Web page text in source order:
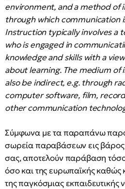
environment, and a method of
through which communication
Instruction typically involves a
who is engaged in
knowledge and skills with a
about learning. The medium of
also be indirect, e.g. through
computer software, film,
other communication
Σύμφωνα με τα παραπάνω
σωρεία παραβάσεων εις βάρος
σας, αποτελούν παράβαση τόσο
όσο και της ευρωπαϊκής καθώς
της παγκόσμιας εκπαιδευτικής